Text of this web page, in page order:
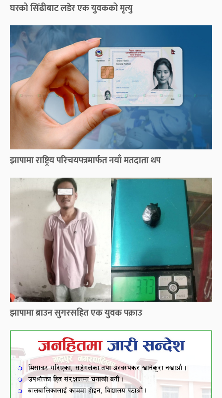
घरको सिँढीबाट लडेर एक युवकको मृत्यु
झापामा राष्ट्रिय परिचयपत्रमार्फत नयाँ मतदाता थप
झापामा ब्राउन सुगरसहित एक युवक पक्राउ